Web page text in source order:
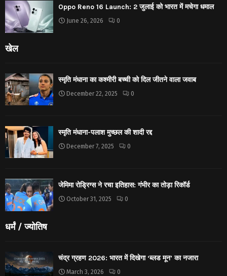
Oppo Reno 16 Launch: 2 जुलाई को भारत में मचेगा धमाल
June 26, 2026 0
खेल
स्मृति मंधाना का कश्मीरी बच्ची को दिल जीतने वाला जवाब
December 22, 2025 0
स्मृति मंधाना-पलाश मुच्छल की शादी रद्द
December 7, 2025 0
जेमिमा रोड्रिग्स ने रचा इतिहास: गंभीर का तोड़ा रिकॉर्ड
October 31, 2025 0
धर्मं / ज्योतिष
चंद्र ग्रहण 2026: भारत में दिखेगा ‘ब्लड मून’ का नजारा
March 3, 2026 0